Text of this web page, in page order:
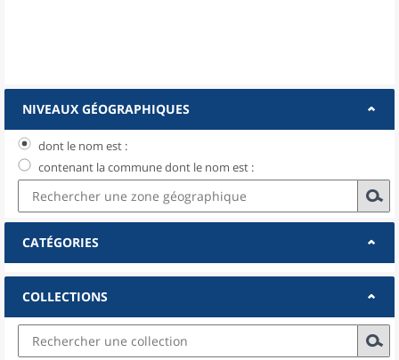
NIVEAUX GÉOGRAPHIQUES
dont le nom est :
contenant la commune dont le nom est :
CATÉGORIES
COLLECTIONS